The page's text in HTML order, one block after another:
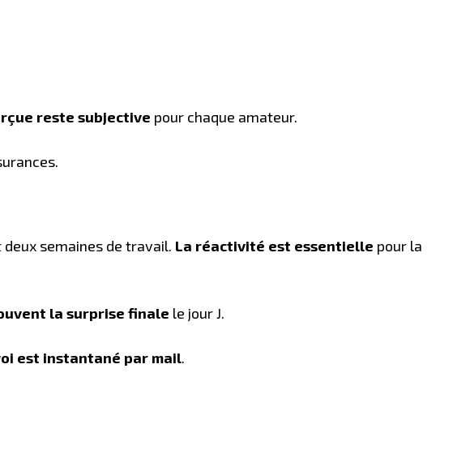
reste subjective pour chaque amateur.
semaines de travail. La réactivité est essentielle pour la
la surprise finale le jour J.
est instantané par mail.